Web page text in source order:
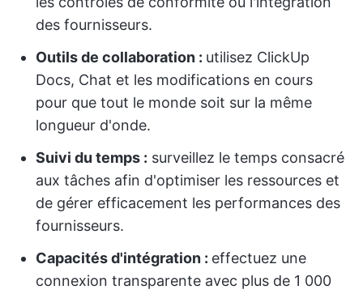
des fournisseurs.
Outils de collaboration : utilisez ClickUp
Docs, Chat et les modifications en cours
pour que tout le monde soit sur la même
longueur d'onde.
Suivi du temps : surveillez le temps consacré
aux tâches afin d'optimiser les ressources et
de gérer efficacement les performances des
fournisseurs.
Capacités d'intégration : effectuez une
connexion transparente avec plus de 1 000